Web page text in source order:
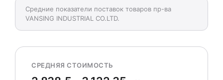
Средние показатели поставок товаров пр-ва
VANSING INDUSTRIAL CO.LTD.
СРЕДНЯЯ СТОИМОСТЬ